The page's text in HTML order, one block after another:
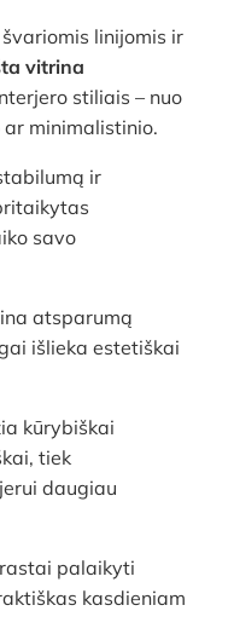
linijomis ir
vitrina
stiliais – nuo
minimalistinio.
ir
savo
atsparumą
išlieka estetiškai
kūrybiškai
tiek
daugiau
palaikyti
kasdieniam